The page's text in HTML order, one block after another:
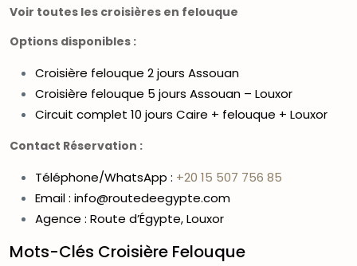
Voir toutes les croisières en felouque
Options disponibles :
Croisière felouque 2 jours Assouan
Croisière felouque 5 jours Assouan – Louxor
Circuit complet 10 jours Caire + felouque + Louxor
Contact Réservation :
Téléphone/WhatsApp : +20 15 507 756 85
Email : info@routedeegypte.com
Agence : Route d’Égypte, Louxor
Mots-Clés Croisière Felouque